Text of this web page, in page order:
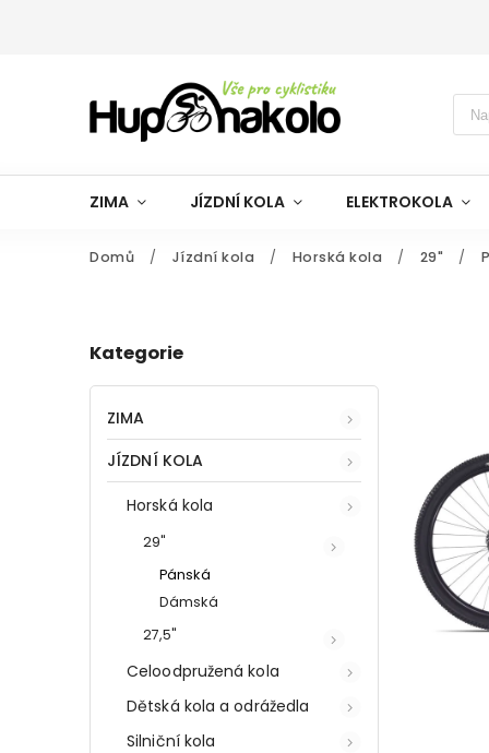
ZIMA JÍZDNÍ KOLA ELEKTROKOLA
Domů / Jízdní kola / Horská kola / 29" /
Kategorie
ZIMA
JÍZDNÍ KOLA
Horská kola
29"
Pánská
Dámská
27,5"
Celoodpružená kola
Dětská kola a odrážedla
Silniční kola